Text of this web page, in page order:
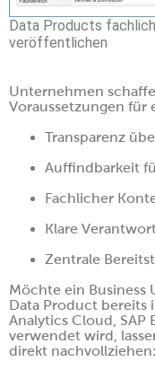
Data Products
veröffentlichen
Unternehmen
Voraussetzungen für
Transparenz
Auffindbarkeit
Fachlicher
Klare
Zentrale
Möchte ein Business
Data Product bereits
Analytics Cloud, SAP
verwendet wird,
direkt nachvollziehen: